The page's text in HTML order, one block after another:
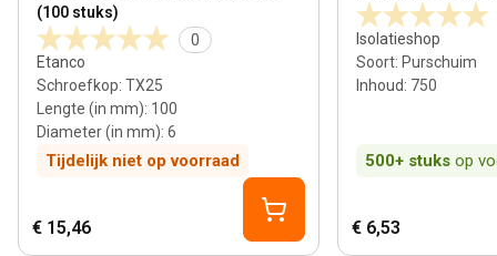
(100 stuks)
0
Etanco
Schroefkop: TX25
Lengte (in mm): 100
Diameter (in mm): 6
Tijdelijk niet op voorraad
€ 15,46
Isolatieshop
Soort: Purschuim
Inhoud: 750
500+ stuks op
€ 6,53